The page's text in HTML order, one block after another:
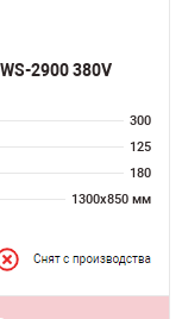
2900 380V
300
125
180
1300х850 мм